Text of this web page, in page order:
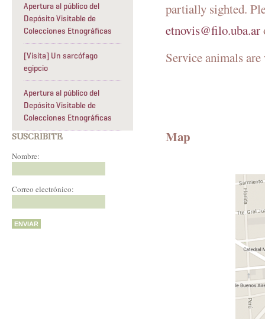
Apertura al público del
Depósito Visitable de
Colecciones Etnográficas
[Visita] Un sarcófago
egipcio
Apertura al público del
Depósito Visitable de
Colecciones Etnográficas
SUSCRIBITE
Nombre:
Correo electrónico:
partially sighted.
etnovis@filo.uba.ar
Service animals
Map